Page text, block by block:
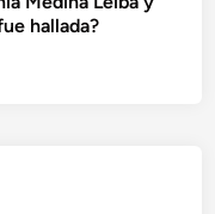
hallada?